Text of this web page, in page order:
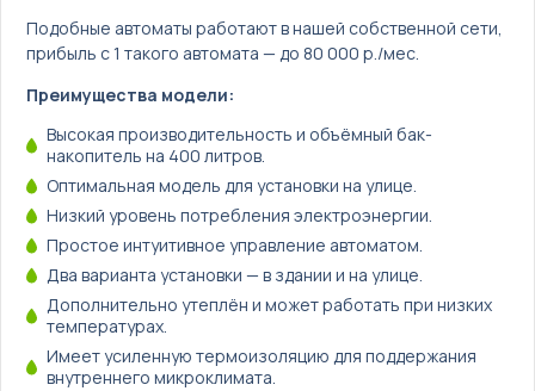
Подобные автоматы работают в нашей собственной сети,
прибыль с 1 такого автомата — до 80 000 р./мес.
Преимущества модели:
Высокая производительность и объёмный бак-
накопитель на 400 литров.
Оптимальная модель для установки на улице.
Низкий уровень потребления электроэнергии.
Простое интуитивное управление автоматом.
Два варианта установки — в здании и на улице.
Дополнительно утеплён и может работать при низких
температурах.
Имеет усиленную термоизоляцию для поддержания
внутреннего микроклимата.